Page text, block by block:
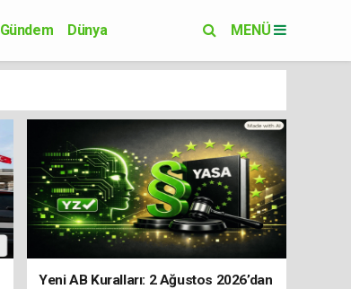
Gündem
Dünya
MENÜ
Yeni AB Kuralları: 2 Ağustos 2026’dan